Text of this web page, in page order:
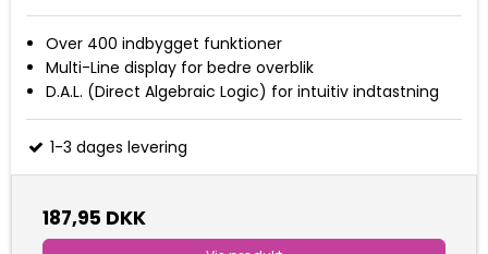
Over 400 indbygget funktioner
Multi-Line display for bedre overblik
D.A.L. (Direct Algebraic Logic) for intuitiv indtastning
1-3 dages levering
187,95 DKK